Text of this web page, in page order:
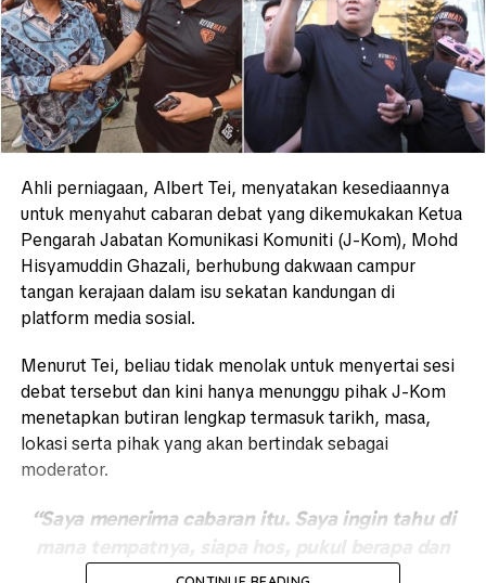
Ahli perniagaan, Albert Tei, menyatakan kesediaannya
untuk menyahut cabaran debat yang dikemukakan Ketua
Pengarah Jabatan Komunikasi Komuniti (J-Kom), Mohd
Hisyamuddin Ghazali, berhubung dakwaan campur
tangan kerajaan dalam isu sekatan kandungan di
platform media sosial.
Menurut Tei, beliau tidak menolak untuk menyertai sesi
debat tersebut dan kini hanya menunggu pihak J-Kom
menetapkan butiran lengkap termasuk tarikh, masa,
lokasi serta pihak yang akan bertindak sebagai
moderator.
“Saya menerima cabaran itu. Saya ingin tahu di
tarikhnya. Saya bersedia.